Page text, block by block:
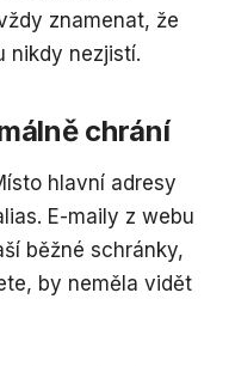
znamenat, že
nikdy nezjistí.
chrání
hlavní adresy
E-maily z webu
běžné schránky,
by neměla vidět